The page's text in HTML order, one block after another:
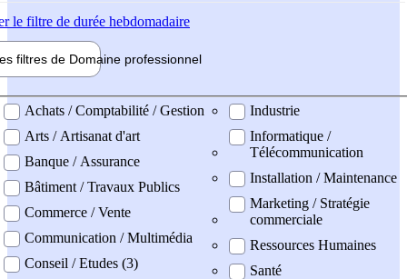
le filtre de durée hebdomadaire
filtres de Domaine professionnel
professionel
Achats / Comptabilité / Gestion
Arts / Artisanat d'art
Banque / Assurance
Bâtiment / Travaux Publics
Commerce / Vente
Communication / Multimédia
Conseil / Etudes (3)
Industrie
Informatique /
Télécommunication
Installation / Maintenance
Marketing / Stratégie
commerciale
Ressources Humaines
Santé